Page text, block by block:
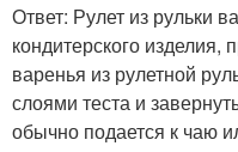
Ответ: Рулет из рульки
кондитерского
варенья из рулетной
слоями теста и
обычно подается к чаю